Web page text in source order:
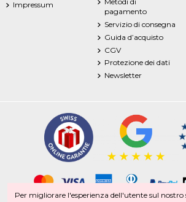
Impressum
pagamento
Servizio di consegna
Guida d’acquisto
CGV
Protezione dei dati
Newsletter
Per migliorare l'esperienza dell'utente sul